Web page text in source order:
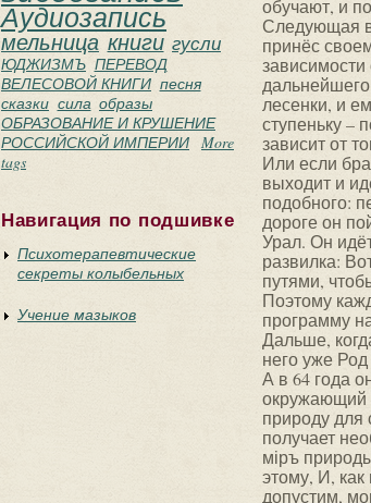
Аудиозапись
мельница книги гусли
ЮДЖИЗМЪ ПЕРЕВОД
ВЕЛЕСОВОЙ КНИГИ песня
сказки сила образы
ОБРАЗОВАНИЕ И КРУШЕНИЕ
РОССИЙСКОЙ ИМПЕРИИ More
tags
Навигация по подшивке
Психотерапевтические
секреты колыбельных
Учение мазыков
обучают, и
Следующая
принёс
лесенки, и
ступеньку –
зависит от
Или если
выходит и
подобного:
дороге он
Урал. Он
развилка:
путями,
Поэтому
программу
Дальше,
него уже
А в 64 года
окружающий
природу для
получает
міръ
этому, И,
допустим,